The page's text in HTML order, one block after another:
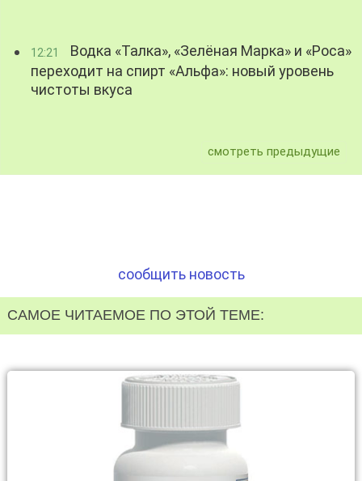
12:21
Водка «Талка», «Зелёная Марка» и «Роса»
переходит на спирт «Альфа»: новый уровень
чистоты вкуса
смотреть предыдущие
сообщить новость
САМОЕ ЧИТАЕМОЕ ПО ЭТОЙ ТЕМЕ: